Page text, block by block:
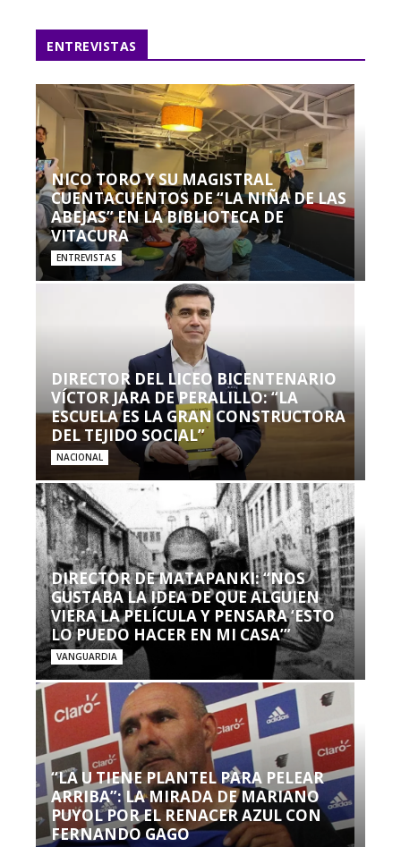
ENTREVISTAS
NICO TORO Y SU MAGISTRAL
CUENTACUENTOS DE “LA NIÑA DE LAS
ABEJAS” EN LA BIBLIOTECA DE
VITACURA
ENTREVISTAS
DIRECTOR DEL LICEO BICENTENARIO
VÍCTOR JARA DE PERALILLO: “LA
ESCUELA ES LA GRAN CONSTRUCTORA
DEL TEJIDO SOCIAL”
NACIONAL
DIRECTOR DE MATAPANKI: “NOS
GUSTABA LA IDEA DE QUE ALGUIEN
VIERA LA PELÍCULA Y PENSARA ‘ESTO
LO PUEDO HACER EN MI CASA’”
VANGUARDIA
“LA U TIENE PLANTEL PARA PELEAR
ARRIBA”: LA MIRADA DE MARIANO
PUYOL POR EL RENACER AZUL CON
FERNANDO GAGO